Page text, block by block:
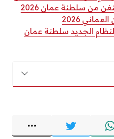
من سلطنة عمان 2026
2026
الجديد سلطنة عمان